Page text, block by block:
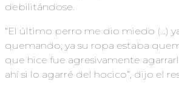
debilitándose.
“El último perro me dio miedo (…)
quemando, ya su ropa estaba
que hice fue agresivamente
ahí si lo agarré del hocico”, dijo el